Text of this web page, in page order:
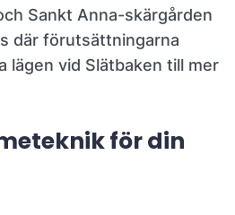
Sankt Anna-skärgården
där förutsättningarna
lägen vid Slätbaken till mer
för din